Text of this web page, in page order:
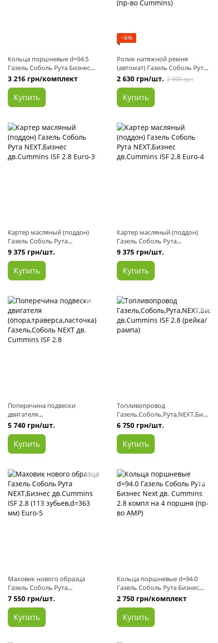
Кольца поршневые d=94.5
Газель Соболь Рута Бизнес
Next дв. Cummins 2.8 комплект
на 4 поршня (пр-во AMP)
3 216 грн/комплект
Купить
−6%
Ролик натяжной ремня
(автомат) Газель Соболь Рута
NEXT,Бизнес дв.Cummins ISF
2.8 с натяжным устройством
(пр-во Cummins)
2 630 грн/шт. 2 800 грн
Купить
Картер масляный (поддон)
Газель Соболь Рута
NEXT,Бизнес дв.Cummins ISF
2.8 Euro-3
9 375 грн/шт.
Купить
Картер масляный (поддон)
Газель Соболь Рута
NEXT,Бизнес дв.Cummins ISF
2.8 Euro-4
9 375 грн/шт.
Купить
Поперечина подвески
двигателя
(опора,траверса,ласточка)
Газель,Соболь NEXT дв.
Cummins ISF 2.8
5 740 грн/шт.
Купить
Топливопровод
Газель,Соболь,Рута,NEXT,Бизн
ес дв.Cummins ISF 2.8 (рейка/
6 750 грн/шт.
Купить
Маховик нового образца
Газель Соболь Рута
NEXT,Бизнес дв.Cummins ISF
2.8 (113 зубьев,d=363 мм) Euro-
5
7 550 грн/шт.
Купить
Кольца поршневые d=94.0
Газель Соболь Рута Бизнес
Next дв. Cummins 2.8 компл на
4 поршня (пр-во AMP)
2 750 грн/комплект
Купить